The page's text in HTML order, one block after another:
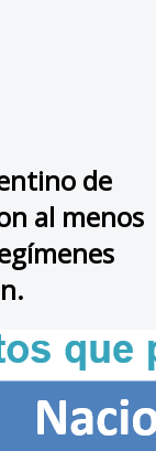
de
al menos